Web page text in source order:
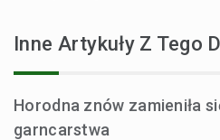
Inne Artykuły Z Tego
Horodna znów zamieniła
garncarstwa